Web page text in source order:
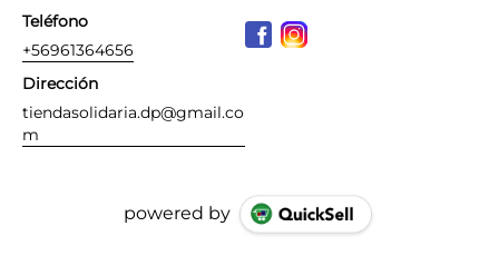
Teléfono
+56961364656
Dirección
tiendasolidaria.dp@gmail.co
m
powered by